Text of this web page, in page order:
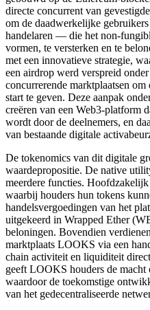
directe concurrent van
om de daadwerkelijke
handelaren — die het non-
vormen, te versterken en te
met een innovatieve strategie,
een airdrop werd verspreid
concurrerende marktplaatsen om
start te geven. Deze aanpak
creëren van een Web3-platform
wordt door de deelnemers, en
van bestaande digitale
De tokenomics van dit digitale
waardepropositie. De native
meerdere functies.
waarbij houders hun tokens
handelsvergoedingen van het
uitgekeerd in Wrapped Ether
beloningen. Bovendien
marktplaats LOOKS via een
chain activiteit en liquiditeit
geeft LOOKS houders de macht
waardoor de toekomstige
van het gedecentraliseerde